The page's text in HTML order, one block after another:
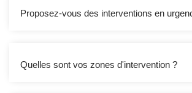
Proposez-vous des interventions en
Quelles sont vos zones d'intervention ?